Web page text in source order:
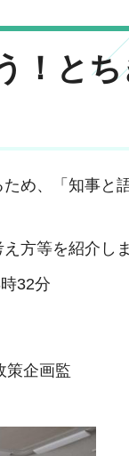
！と
め、「知事と
方等を紹介しま
32分
策企画監